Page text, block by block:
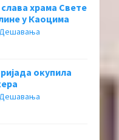
храма Свете
у Каоцима
окупила